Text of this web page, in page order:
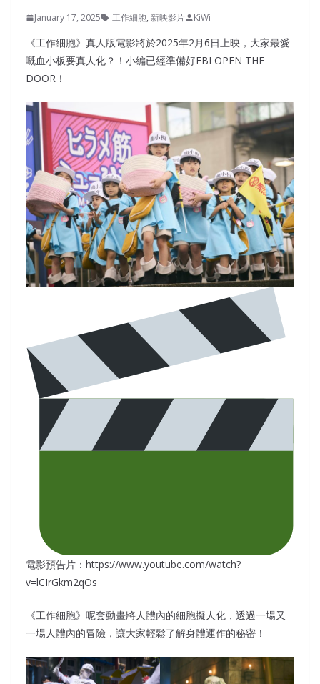
January 17, 2025 工作細胞, 新映影片 KiWi
《工作細胞》真人版電影將於2025年2月6日上映，大家最愛
嘅血小板要真人化？！小編已經準備好FBI OPEN THE
DOOR！
電影預告片：https://www.youtube.com/watch?
v=lCIrGkm2qOs
《工作細胞》呢套動畫將人體內的細胞擬人化，透過一場又
一場人體內的冒險，讓大家輕鬆了解身體運作的秘密！